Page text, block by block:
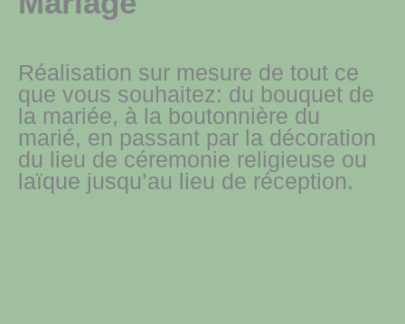
Réalisation sur mesure de tout ce
que vous souhaitez: du bouquet de
la mariée, à la boutonnière du
marié, en passant par la décoration
du lieu de céremonie religieuse ou
laïque jusqu’au lieu de réception.